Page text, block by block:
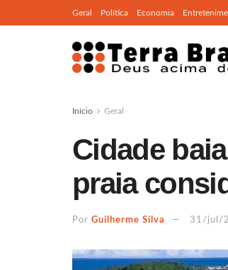
Geral Política Economia
Início Geral
Cidade
praia
Por Guilherme Silva 31/jul/